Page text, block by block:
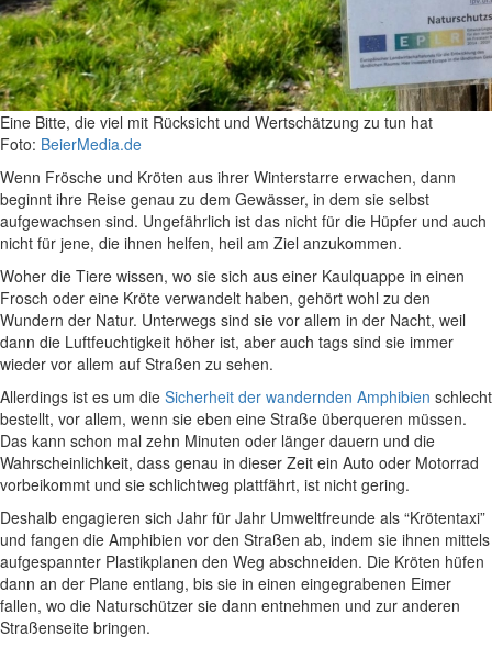
Eine Bitte, die viel mit Rücksicht und Wertschätzung zu tun hat
Foto: BeierMedia.de
Wenn Frösche und Kröten aus ihrer Winterstarre erwachen, dann
beginnt ihre Reise genau zu dem Gewässer, in dem sie selbst
aufgewachsen sind. Ungefährlich ist das nicht für die Hüpfer und auch
nicht für jene, die ihnen helfen, heil am Ziel anzukommen.
Woher die Tiere wissen, wo sie sich aus einer Kaulquappe in einen
Frosch oder eine Kröte verwandelt haben, gehört wohl zu den
Wundern der Natur. Unterwegs sind sie vor allem in der Nacht, weil
dann die Luftfeuchtigkeit höher ist, aber auch tags sind sie immer
wieder vor allem auf Straßen zu sehen.
Allerdings ist es um die Sicherheit der wandernden Amphibien schlecht
bestellt, vor allem, wenn sie eben eine Straße überqueren müssen.
Das kann schon mal zehn Minuten oder länger dauern und die
Wahrscheinlichkeit, dass genau in dieser Zeit ein Auto oder Motorrad
vorbeikommt und sie schlichtweg plattfährt, ist nicht gering.
Deshalb engagieren sich Jahr für Jahr Umweltfreunde als “Krötentaxi”
und fangen die Amphibien vor den Straßen ab, indem sie ihnen mittels
aufgespannter Plastikplanen den Weg abschneiden. Die Kröten hüfen
dann an der Plane entlang, bis sie in einen eingegrabenen Eimer
fallen, wo die Naturschützer sie dann entnehmen und zur anderen
Straßenseite bringen.